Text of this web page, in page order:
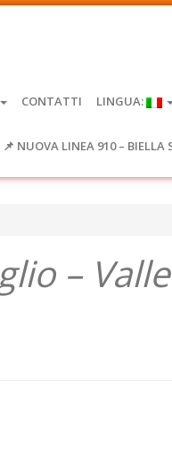
CONTATTI LINGUA:
📌 NUOVA LINEA 910 –
– Valle